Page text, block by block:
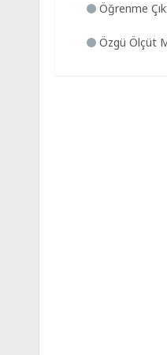
Öğrenme
Özgü Ölçüt